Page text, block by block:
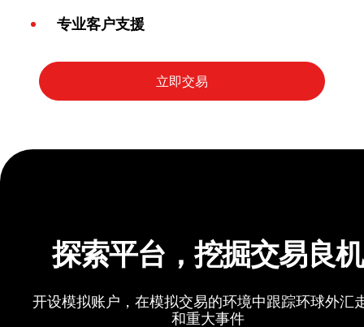
专业客户支援
探索平台，挖掘交易良机
开设模拟账户，在模拟交易的环境中跟踪环球外汇
和重大事件